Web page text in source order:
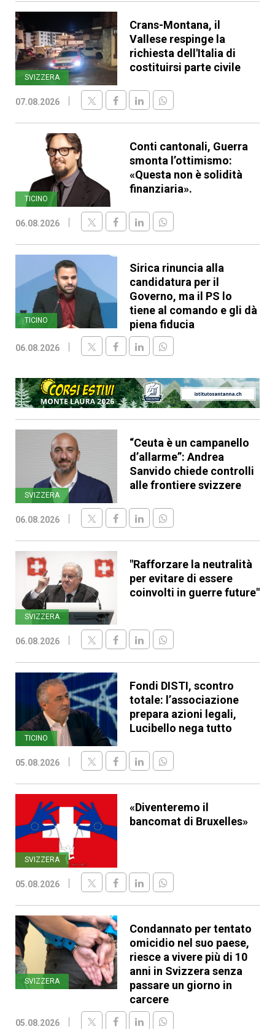
SVIZZERA
Crans-Montana, il
Vallese respinge la
richiesta dell'Italia di
costituirsi parte civile
07.08.2026
TICINO
Conti cantonali, Guerra
smonta l’ottimismo:
«Questa non è solidità
finanziaria».
06.08.2026
TICINO
Sirica rinuncia alla
candidatura per il
Governo, ma il PS lo
tiene al comando e gli dà
piena fiducia
06.08.2026
SVIZZERA
“Ceuta è un campanello
d’allarme”: Andrea
Sanvido chiede controlli
alle frontiere svizzere
06.08.2026
SVIZZERA
"Rafforzare la neutralità
per evitare di essere
coinvolti in guerre future"
06.08.2026
TICINO
Fondi DISTI, scontro
totale: l’associazione
prepara azioni legali,
Lucibello nega tutto
05.08.2026
SVIZZERA
«Diventeremo il
bancomat di Bruxelles»
05.08.2026
SVIZZERA
Condannato per tentato
omicidio nel suo paese,
riesce a vivere più di 10
anni in Svizzera senza
passare un giorno in
carcere
05.08.2026